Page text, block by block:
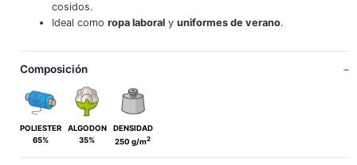
cosidos.
Ideal como ropa laboraly uniformes de verano.
Composición
POLIESTER
65%
ALGODON
35%
DENSIDAD
250 g/m2